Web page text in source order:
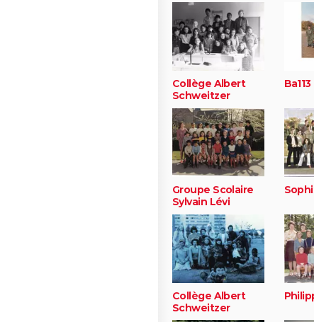
Collège Albert
Schweitzer
Ba113
Groupe Scolaire
Sylvain Lévi
Collège Albert
Schweitzer